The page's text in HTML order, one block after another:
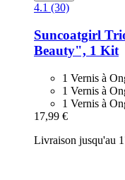
4.1 (30)
Suncoatgirl
Beauty", 1 Kit
1 Vernis à
1 Vernis à
1 Vernis à
17,99 €
Livraison jusqu'au